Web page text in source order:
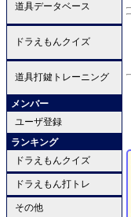
道具データベース
ドラえもんクイズ
道具打鍵トレーニング
メンバー
ユーザ登録
ランキング
ドラえもんクイズ
ドラえもん打トレ
その他